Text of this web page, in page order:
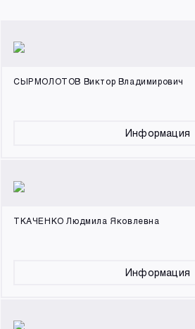
СЫРМОЛОТОВ Виктор Владимирович
Информация
ТКАЧЕНКО Людмила Яковлевна
Информация